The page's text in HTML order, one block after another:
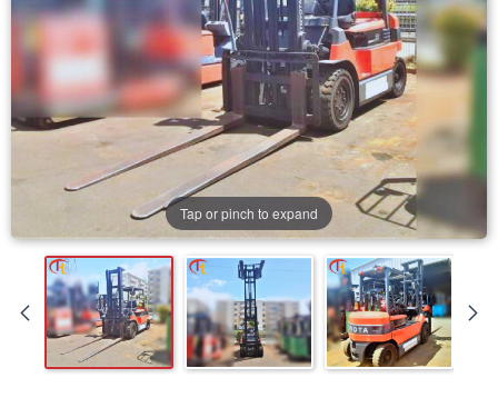
Tap or pinch to expand